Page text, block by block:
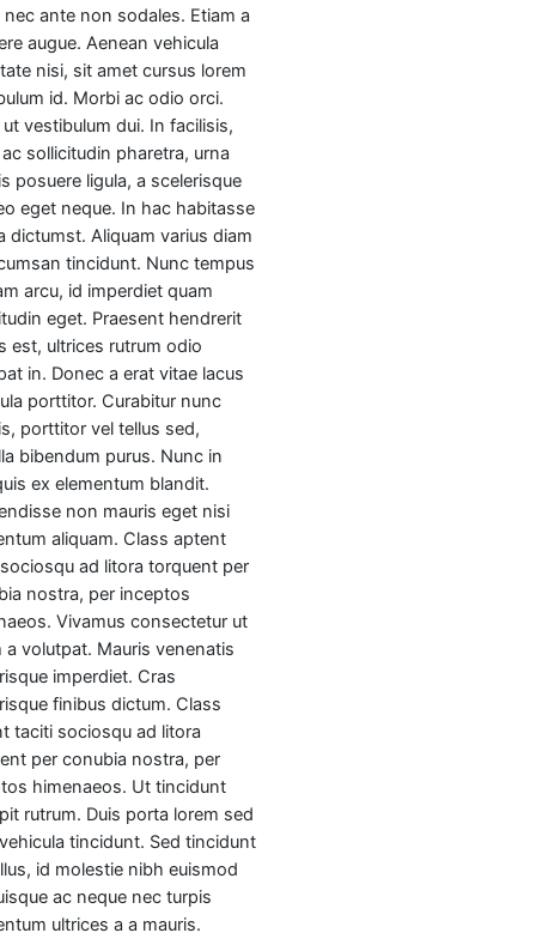
ante non sodales. Etiam a
augue. Aenean vehicula
nisi, sit amet cursus lorem
id. Morbi ac odio orci.
vestibulum dui. In facilisis,
sollicitudin pharetra, urna
posuere ligula, a scelerisque
eget neque. In hac habitasse
dictumst. Aliquam varius diam
tincidunt. Nunc tempus
arcu, id imperdiet quam
eget. Praesent hendrerit
est, ultrices rutrum odio
in. Donec a erat vitae lacus
porttitor. Curabitur nunc
porttitor vel tellus sed,
bibendum purus. Nunc in
ex elementum blandit.
non mauris eget nisi
aliquam. Class aptent
ad litora torquent per
nostra, per inceptos
Vivamus consectetur ut
a volutpat. Mauris venenatis
imperdiet. Cras
finibus dictum. Class
taciti sociosqu ad litora
per conubia nostra, per
himenaeos. Ut tincidunt
rutrum. Duis porta lorem sed
tincidunt. Sed tincidunt
id molestie nibh euismod
ac neque nec turpis
ultrices a a mauris.